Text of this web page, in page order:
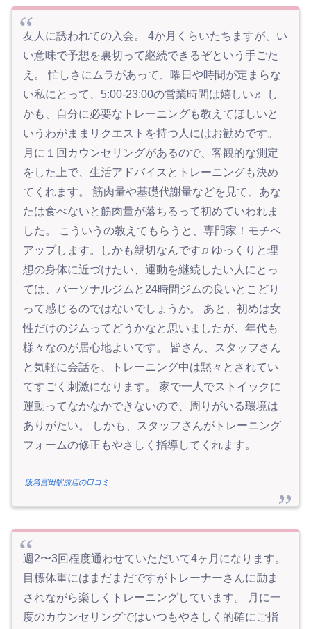
友人に誘われての入会。 4か月くらいたちますが、い
い意味で予想を裏切って継続できるぞという手ごた
え。 忙しさにムラがあって、曜日や時間が定まらな
い私にとって、5:00-23:00の営業時間は嬉しい♬ し
かも、自分に必要なトレーニングも教えてほしいと
いうわがままリクエストを持つ人にはお勧めです。
月に１回カウンセリングがあるので、客観的な測定
をした上で、生活アドバイスとトレーニングも決め
てくれます。 筋肉量や基礎代謝量などを見て、あな
たは食べないと筋肉量が落ちるって初めていわれま
した。 こういうの教えてもらうと、専門家！モチベ
アップします。しかも親切なんです♫ ゆっくりと理
想の身体に近づけたい、運動を継続したい人にとっ
ては、パーソナルジムと24時間ジムの良いとこどり
って感じるのではないでしょうか。 あと、初めは女
性だけのジムってどうかなと思いましたが、年代も
様々なのが居心地よいです。 皆さん、スタッフさん
と気軽に会話を、トレーニング中は黙々とされてい
てすごく刺激になります。 家で一人でストイックに
運動ってなかなかできないので、周りがいる環境は
ありがたい。 しかも、スタッフさんがトレーニング
フォームの修正もやさしく指導してくれます。
阪急富田駅前店の口コミ
週2〜3回程度通わせていただいて4ヶ月になります。
目標体重にはまだまだですがトレーナーさんに励ま
されながら楽しくトレーニングしています。 月に一
度のカウンセリングではいつもやさしく的確にご指